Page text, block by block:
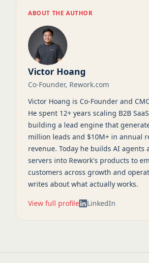
ABOUT THE AUTHOR
Victor Hoang
Co-Founder, Rework.com
Victor Hoang is Co-Founder and
He spent 12+ years scaling B2B
building a lead engine that
million leads and $10M+ in annual
revenue. Today he builds AI agents
servers into Rework's products to
customers across growth and
writes about what actually works.
View full profile LinkedIn